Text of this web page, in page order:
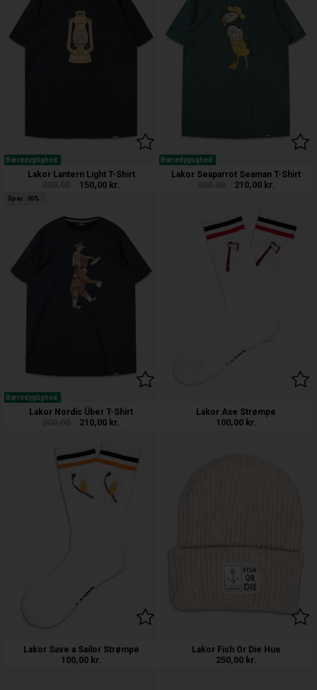
Bæredygtighed
Lakor Lantern Light T-Shirt
150,00 kr.
Bæredygtighed
Lakor Seaparrot Seaman T-Shirt
210,00 kr.
Spar 30%
Bæredygtighed
Lakor Nordic Über T-Shirt
210,00 kr.
Lakor Axe Strømpe
100,00 kr.
Lakor Save a Sailor Strømpe
100,00 kr.
Lakor Fish Or Die Hue
250,00 kr.